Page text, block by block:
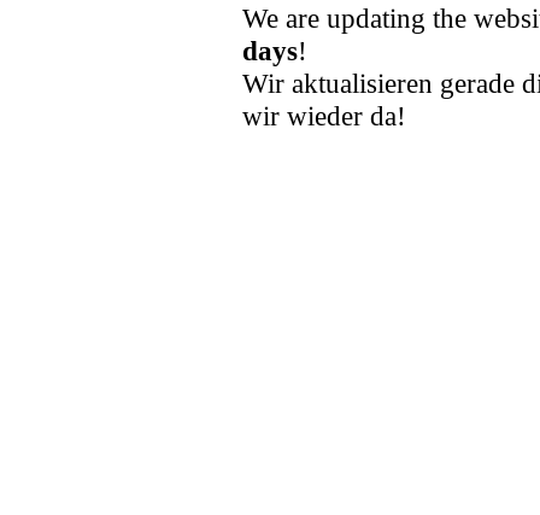
We are updating the
days!
Wir aktualisieren gerade
wir wieder da!